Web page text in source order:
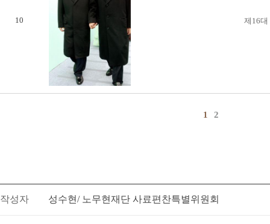
10 제16대
1 2
작성자 성수현/ 노무현재단 사료편찬특별위원회